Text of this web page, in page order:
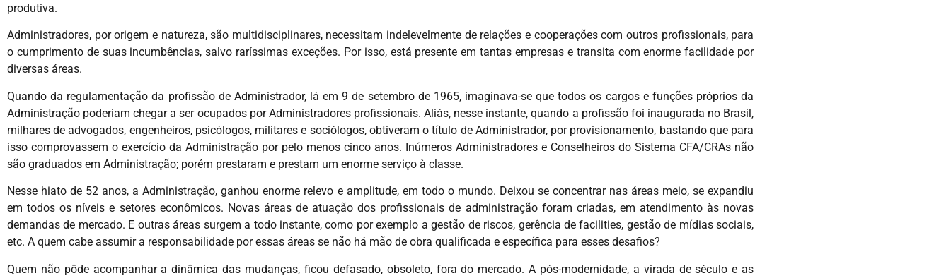
produtiva.
Administradores, por origem e natureza, são multidisciplinares, necessitam indelevelmente de relações e cooperações com outros profissionais, para
o cumprimento de suas incumbências, salvo raríssimas exceções. Por isso, está presente em tantas empresas e transita com enorme facilidade por
diversas áreas.
Quando da regulamentação da profissão de Administrador, lá em 9 de setembro de 1965, imaginava-se que todos os cargos e funções próprios da
Administração poderiam chegar a ser ocupados por Administradores profissionais. Aliás, nesse instante, quando a profissão foi inaugurada no Brasil,
milhares de advogados, engenheiros, psicólogos, militares e sociólogos, obtiveram o título de Administrador, por provisionamento, bastando que para
isso comprovassem o exercício da Administração por pelo menos cinco anos. Inúmeros Administradores e Conselheiros do Sistema CFA/CRAs não
são graduados em Administração; porém prestaram e prestam um enorme serviço à classe.
Nesse hiato de 52 anos, a Administração, ganhou enorme relevo e amplitude, em todo o mundo. Deixou se concentrar nas áreas meio, se expandiu
em todos os níveis e setores econômicos. Novas áreas de atuação dos profissionais de administração foram criadas, em atendimento às novas
demandas de mercado. E outras áreas surgem a todo instante, como por exemplo a gestão de riscos, gerência de facilities, gestão de mídias sociais,
etc. A quem cabe assumir a responsabilidade por essas áreas se não há mão de obra qualificada e específica para esses desafios?
Quem não pôde acompanhar a dinâmica das mudanças, ficou defasado, obsoleto, fora do mercado. A pós-modernidade, a virada de século e as